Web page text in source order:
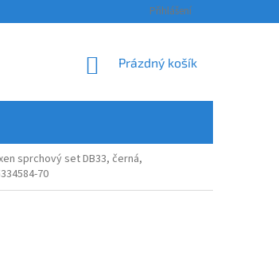
ODSTOUPENÍ OD SMLOUVY A
Přihlášení
NÁKUPNÍ
Prázdný košík
sprchový set DB33, černá,
70